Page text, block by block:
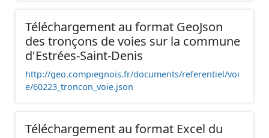
Téléchargement au format GeoJson
des tronçons de voies sur la commune
d'Estrées-Saint-Denis
http://geo.compiegnois.fr/documents/referentiel/voi
e/60223_troncon_voie.json
Téléchargement au format Excel du